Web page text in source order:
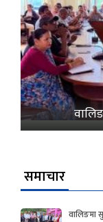
समाचार
वालिङमा